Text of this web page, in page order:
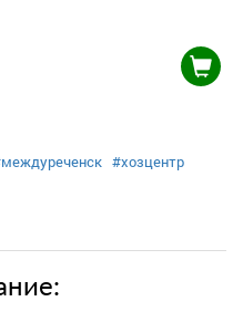
#хозцентр